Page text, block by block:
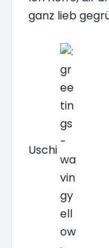
ganz lieb
Uschi